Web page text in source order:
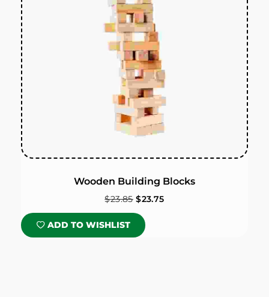
Wooden Building Blocks
$23.85 $23.75
ADD TO WISHLIST